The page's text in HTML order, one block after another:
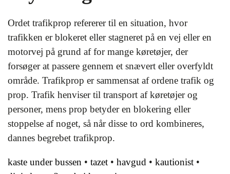
Ordet trafikprop refererer til en situation, hvor
trafikken er blokeret eller stagneret på en vej eller en
motorvej på grund af for mange køretøjer, der
forsøger at passere gennem et snævert eller overfyldt
område. Trafikprop er sammensat af ordene trafik og
prop. Trafik henviser til transport af køretøjer og
personer, mens prop betyder en blokering eller
stoppelse af noget, så når disse to ord kombineres,
dannes begrebet trafikprop.
kaste under bussen • tazet • havgud • kautionist •